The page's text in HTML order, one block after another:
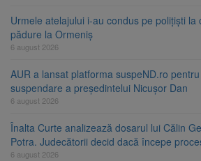
Urmele atelajului i-au condus pe polițiști
pădure la Ormeniș
6 august 2026
AUR a lansat platforma suspeND.ro
suspendare a președintelui Nicușor Dan
6 august 2026
Înalta Curte analizează dosarul lui Călin
Potra. Judecătorii decid dacă începe
6 august 2026